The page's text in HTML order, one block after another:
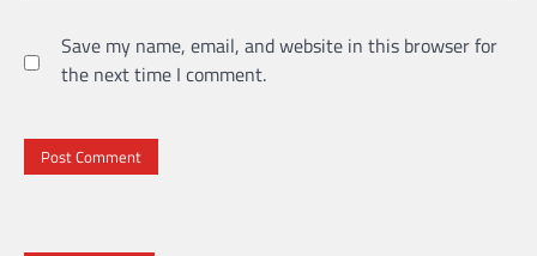
Save my name, email, and website in this browser for
the next time I comment.